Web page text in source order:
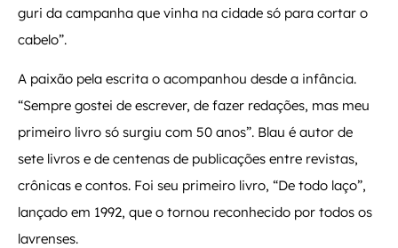
guri da campanha que vinha na cidade só para cortar o
cabelo”.
A paixão pela escrita o acompanhou desde a infância.
“Sempre gostei de escrever, de fazer redações, mas meu
primeiro livro só surgiu com 50 anos”. Blau é autor de
sete livros e de centenas de publicações entre revistas,
crônicas e contos. Foi seu primeiro livro, “De todo laço”,
lançado em 1992, que o tornou reconhecido por todos os
lavrenses.